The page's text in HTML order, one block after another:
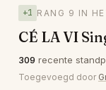
+1 RANG 9 IN
CÉ LA VI
309 recente
Toegevoegd door